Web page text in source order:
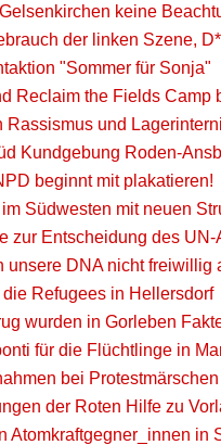
keine
der linken Szene,
"Sommer für Sonja"
Reclaim the Fields Camp
Rassismus und
Kundgebung Roden-
beginnt mit plakatieren!
Südwesten mit neuen
zur Entscheidung des
unsere DNA nicht freiwillig
die Refugees in Hellersdorf
wurden in Gorleben
für die Flüchtlinge in
bei
der Roten Hilfe zu
Atomkraftgegner_innen in